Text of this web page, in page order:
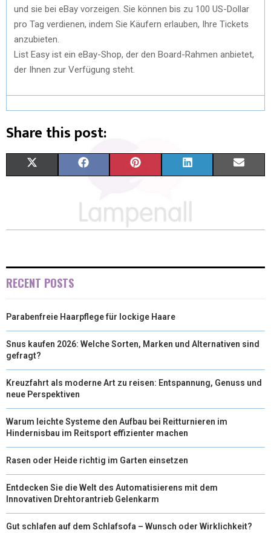
und sie bei eBay vorzeigen. Sie können bis zu 100 US-Dollar
pro Tag verdienen, indem Sie Käufern erlauben, Ihre Tickets
anzubieten.
List Easy ist ein eBay-Shop, der den Board-Rahmen anbietet,
der Ihnen zur Verfügung steht.
Share this post:
W
E
R
C
E
K
N
T
S
T
K I
RECENT POSTS
Parabenfreie Haarpflege für lockige Haare
Snus kaufen 2026: Welche Sorten, Marken und Alternativen sind
gefragt?
Kreuzfahrt als moderne Art zu reisen: Entspannung, Genuss und
neue Perspektiven
Warum leichte Systeme den Aufbau bei Reitturnieren im
Hindernisbau im Reitsport effizienter machen
Rasen oder Heide richtig im Garten einsetzen
Entdecken Sie die Welt des Automatisierens mit dem
Innovativen Drehtorantrieb Gelenkarm
Gut schlafen auf dem Schlafsofa – Wunsch oder Wirklichkeit?